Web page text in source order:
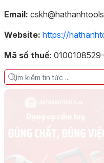
Email:
Website: https://
Mã số thuế: